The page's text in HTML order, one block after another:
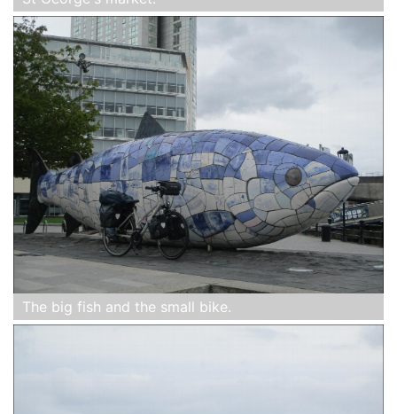
The big fish and the small bike.